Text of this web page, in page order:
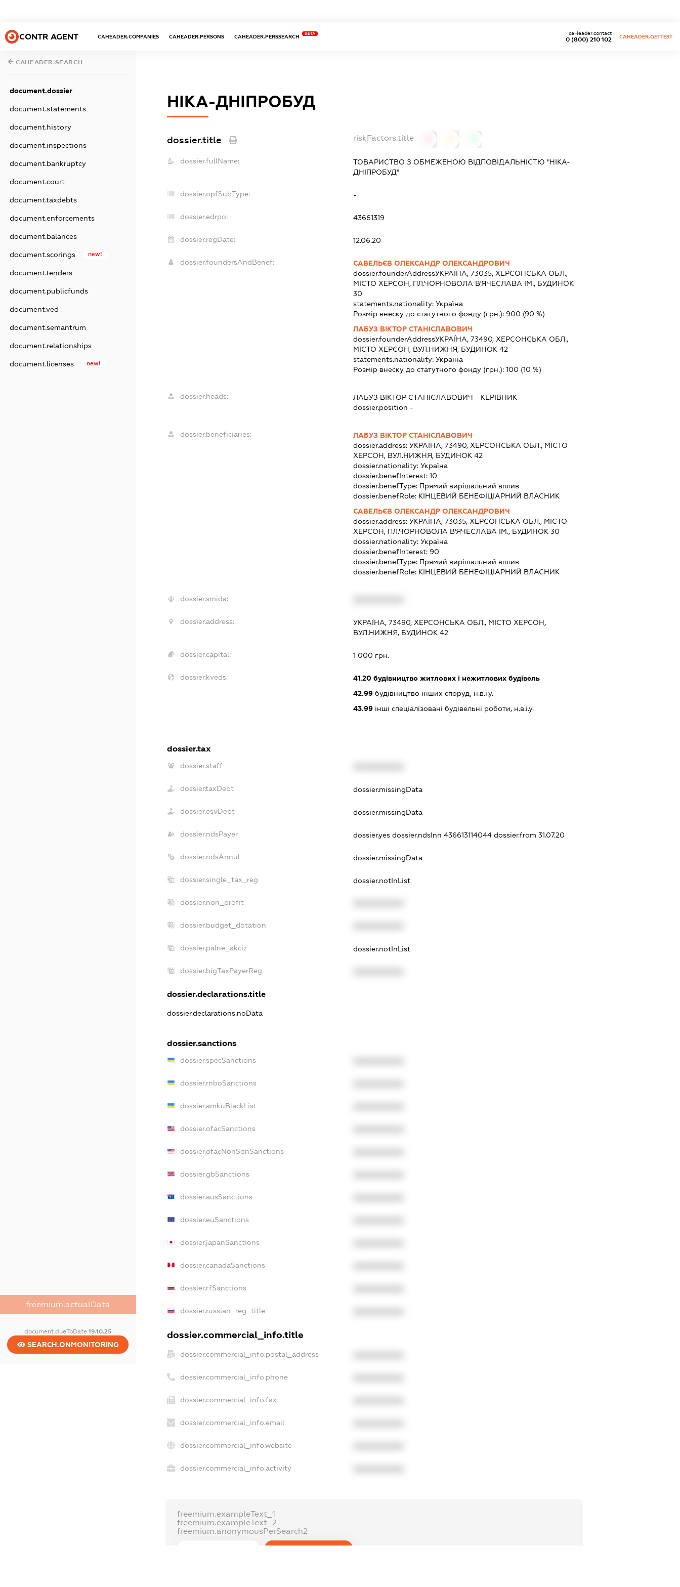
CONTR AGENT CAHEADER.COMPANIES CAHEADER.PERSONS CAHEADER.PERSSEARCH
BETA
0 (800) 210 102
caHeader.contact
CAHEADER.GETTEST
CAHEADER.SEARCH
document.dossier
document.statements
document.history
document.inspections
document.bankruptcy
document.court
document.taxdebts
document.enforcements
document.balances
document.scorings new!
document.tenders
document.publicfunds
document.ved
document.semantrum
document.relationships
document.licenses new!
freemium.actualData
document.dueToDate19.10.25
SEARCH.ONMONITORING
НІКА-ДНІПРОБУД
dossier.title riskFactors.title
dossier.fullName:
ТОВАРИСТВО З ОБМЕЖЕНОЮ ВІДПОВІДАЛЬНІСТЮ "НІКА-
ДНІПРОБУД"
dossier.opfSubType: -
dossier.edrpo: 43661319
dossier.regDate: 12.06.20
dossier.foundersAndBenef:
САВЕЛЬЄВ ОЛЕКСАНДР ОЛЕКСАНДРОВИЧ
dossier.founderAddressУКРАЇНА, 73035, ХЕРСОНСЬКА ОБЛ.,
МІСТО ХЕРСОН, ПЛ.ЧОРНОВОЛА В'ЯЧЕСЛАВА ІМ., БУДИНОК
30
statements.nationality:Україна
Розмір внеску до статутного фонду (грн.): 900 (90 %)
ЛАБУЗ ВІКТОР СТАНІСЛАВОВИЧ
dossier.founderAddressУКРАЇНА, 73490, ХЕРСОНСЬКА ОБЛ.,
МІСТО ХЕРСОН, ВУЛ.НИЖНЯ, БУДИНОК 42
statements.nationality:Україна
Розмір внеску до статутного фонду (грн.):100 (10 %)
dossier.heads: ЛАБУЗ ВІКТОР СТАНІСЛАВОВИЧ - КЕРІВНИК
dossier.position -
dossier.beneficiaries:
ЛАБУЗ ВІКТОР СТАНІСЛАВОВИЧ
dossier.address:УКРАЇНА, 73490, ХЕРСОНСЬКА ОБЛ., МІСТО
ХЕРСОН, ВУЛ.НИЖНЯ, БУДИНОК 42
dossier.nationality:Україна
dossier.benefInterest:10
dossier.benefType: Прямий вирішальний вплив
dossier.benefRole: КІНЦЕВИЙ БЕНЕФІЦІАРНИЙ ВЛАСНИК
САВЕЛЬЄВ ОЛЕКСАНДР ОЛЕКСАНДРОВИЧ
dossier.address:УКРАЇНА, 73035, ХЕРСОНСЬКА ОБЛ., МІСТО
ХЕРСОН, ПЛ.ЧОРНОВОЛА В'ЯЧЕСЛАВА ІМ., БУДИНОК 30
dossier.nationality:Україна
dossier.benefInterest: 90
dossier.benefType: Прямий вирішальний вплив
dossier.benefRole: КІНЦЕВИЙ БЕНЕФІЦІАРНИЙ ВЛАСНИК
dossier.smida:
dossier.address:
УКРАЇНА, 73490, ХЕРСОНСЬКА ОБЛ., МІСТО ХЕРСОН,
ВУЛ.НИЖНЯ, БУДИНОК 42
dossier.capital: 1 000 грн.
dossier.kveds: 41.20 будівництво житлових і нежитлових будівель
42.99 будівництво інших споруд, н.в.і.у.
43.99 інші спеціалізовані будівельні роботи, н.в.і.у.
dossier.tax
dossier.staff
dossier.taxDebt dossier.missingData
dossier.esvDebt dossier.missingData
dossier.ndsPayer dossier.yesdossier.ndsInn 436613114044dossier.from 31.07.20
dossier.ndsAnnul dossier.missingData
dossier.single_tax_reg dossier.notInList
dossier.non_profit
dossier.budget_dotation
dossier.palne_akciz dossier.notInList
dossier.bigTaxPayerReg
dossier.declarations.title
dossier.declarations.noData
dossier.sanctions
dossier.specSanctions
dossier.rnboSanctions
dossier.amkuBlackList
dossier.ofacSanctions
dossier.ofacNonSdnSanctions
dossier.gbSanctions
dossier.ausSanctions
dossier.euSanctions
dossier.japanSanctions
dossier.canadaSanctions
dossier.rfSanctions
dossier.russian_reg_title
dossier.commercial_info.title
dossier.commercial_info.postal_address
dossier.commercial_info.phone
dossier.commercial_info.fax
dossier.commercial_info.email
dossier.commercial_info.website
dossier.commercial_info.activity
freemium.exampleText_1
freemium.exampleText_2
freemium.anonymousPerSearch2
FREEMIUM.REGISTER